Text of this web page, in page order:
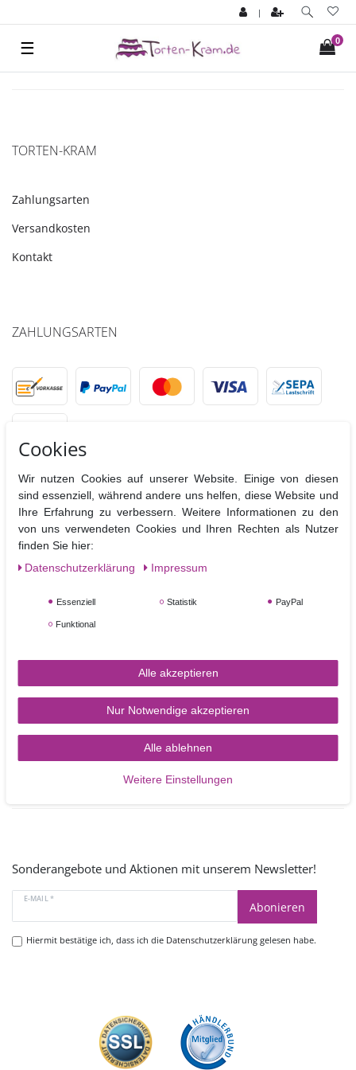
|
0
☰
TORTEN-KRAM
Zahlungsarten
Versandkosten
Kontakt
ZAHLUNGSARTEN
VERSANDPARTNER
Rufen Sie uns an unter:
0170 4 70 60 74
oder schreiben Sie uns:
Kontakt
Sonderangebote und Aktionen mit unserem Newsletter!
E-MAIL *
Abonieren
Hiermit bestätige ich, dass ich die Datenschutzerklärunggelesen habe.
Cookies
Wir nutzen Cookies auf unserer Website. Einige von diesen
sind essenziell, während andere uns helfen, diese Website und
Ihre Erfahrung zu verbessern. Weitere Informationen zu den
von uns verwendeten Cookies und Ihren Rechten als Nutzer
finden Sie hier:
Daten­schutz­erklärung
Impressum
Essenziell Statistik PayPal
Funktional
Alle akzeptieren
Nur Notwendige akzeptieren
Alle ablehnen
Weitere Einstellungen